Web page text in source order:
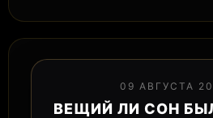
09 АВГУСТА
ВЕЩИЙ ЛИ СОН